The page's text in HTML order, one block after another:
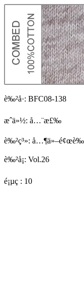
è‰²å·: BFC08-138
æˆä»½: å…¨æ£‰
è‰²ç³»:
è‰²å¡: Vol.26
é¡µç : 10